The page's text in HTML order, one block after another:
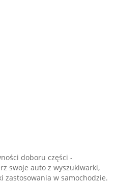
doboru części -
swoje auto z wyszukiwarki,
zastosowania w samochodzie.